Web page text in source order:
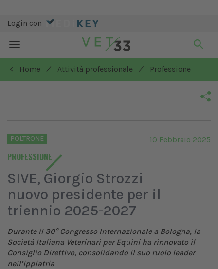
Login con
Toggle
navigation
< Home
/ Attività professionale / Professione
POLTRONE
PROFESSIONE
10 Febbraio 2025
SIVE, Giorgio Strozzi
nuovo presidente per il
triennio 2025-2027
Durante il 30° Congresso Internazionale a Bologna, la
Società Italiana Veterinari per Equini ha rinnovato il
Consiglio Direttivo, consolidando il suo ruolo leader
nell’ippiatria